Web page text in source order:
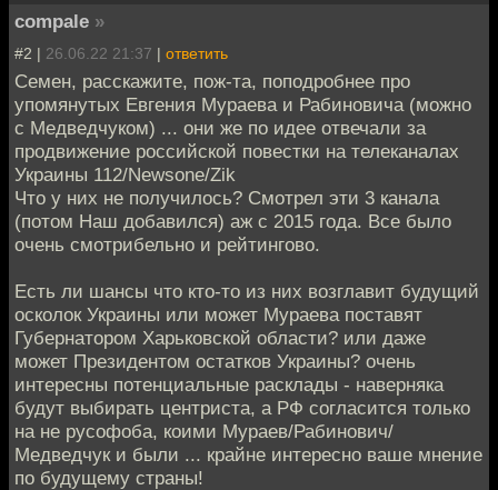
compale »
#2 | 26.06.22 21:37 | ответить
Семен, расскажите, пож-та, поподробнее про
упомянутых Евгения Мураева и Рабиновича (можно
с Медведчуком) ... они же по идее отвечали за
продвижение российской повестки на телеканалах
Украины 112/Newsone/Zik
Что у них не получилось? Смотрел эти 3 канала
(потом Наш добавился) аж с 2015 года. Все было
очень смотрибельно и рейтингово.
Есть ли шансы что кто-то из них возглавит будущий
осколок Украины или может Мураева поставят
Губернатором Харьковской области? или даже
может Президентом остатков Украины? очень
интересны потенциальные расклады - наверняка
будут выбирать центриста, а РФ согласится только
на не русофоба, коими Мураев/Рабинович/
Медведчук и были ... крайне интересно ваше мнение
по будущему страны!